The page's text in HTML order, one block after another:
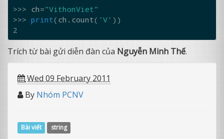
>>> ch="VithonViet"
>>> print( ch . count( 'V' ))
2
Trích từ bài gửi diễn đàn của Nguyễn Minh Thế.
Wed 09 February 2011
By Nhóm PCNV
Bài viết string